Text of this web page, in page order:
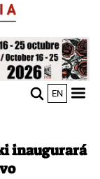
EN
inaugurará